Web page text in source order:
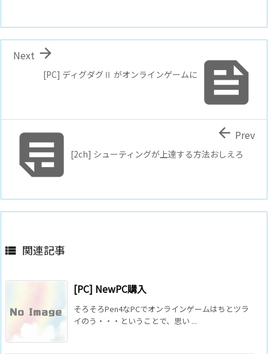

[PC] ディグダグⅡ がオンラインゲームに

Next
[2ch] シューティングが上達する方法おしえろ
 Prev
 関連記事
[PC] NewPC購入
そろそろPen4なPCでオンラインゲームはちとツラ
イのう・・・ということで、思い ...